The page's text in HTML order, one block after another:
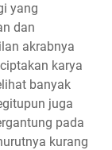
yang
dan
akrabnya
karya
banyak
juga
pada
kurang